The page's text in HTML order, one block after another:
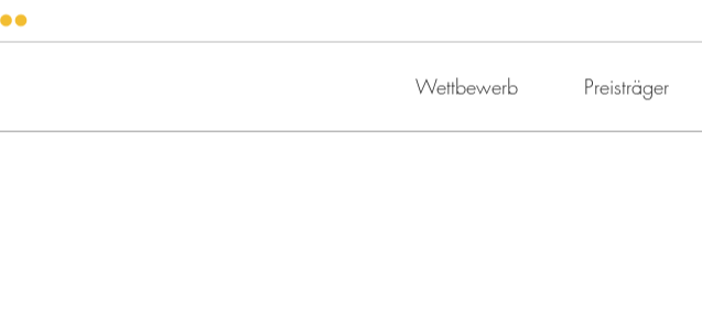
Wettbewerb Preisträger